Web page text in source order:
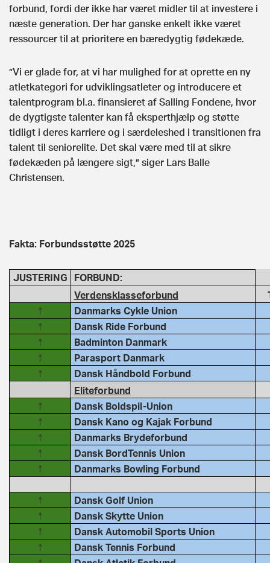
forbund, fordi der ikke har været midler til at investere i
næste generation. Der har ganske enkelt ikke været
ressourcer til at prioritere en bæredygtig fødekæde.
”Vi er glade for, at vi har mulighed for at oprette en ny
atletkategori for udviklingsatleter og introducere et
talentprogram bl.a. finansieret af Salling Fondene, hvor
de dygtigste talenter kan få eksperthjælp og støtte
tidligt i deres karriere og i særdeleshed i transitionen fra
talent til seniorelite. Det skal være med til at sikre
fødekæden på længere sigt,” siger Lars Balle
Christensen.
Fakta: Forbundsstøtte 2025
JUSTERING
FORBUND:
Verdensklasseforbund
↑
Danmarks Cykle Union
↑
Dansk Ride Forbund
↑
Badminton Danmark
↑
Parasport Danmark
↑
Dansk Håndbold Forbund
Eliteforbund
↑
Dansk Boldspil-Union
↑
Dansk Kano og Kajak Forbund
↑
Danmarks Brydeforbund
↑
Dansk BordTennis Union
↑
Danmarks Bowling Forbund
↑
Dansk Golf Union
↑
Dansk Skytte Union
↑
Dansk Automobil Sports Union
↑
Dansk Tennis Forbund